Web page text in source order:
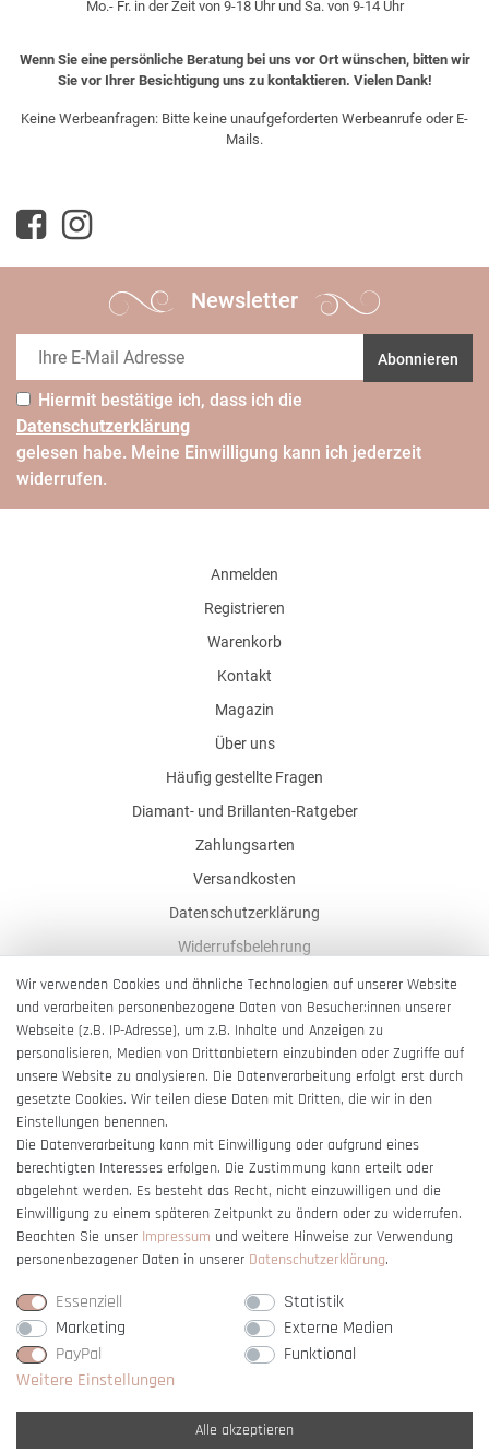
Mo.- Fr. in der Zeit von 9-18 Uhr und Sa. von 9-14 Uhr
Wenn Sie eine persönliche Beratung bei uns vor Ort wünschen, bitten wir
Sie vor Ihrer Besichtigung uns zu kontaktieren. Vielen Dank!
Keine Werbeanfragen: Bitte keine unaufgeforderten Werbeanrufe oder E-
Mails.
Newsletter
Abonnieren
Hiermit bestätige ich, dass ich die
Daten­schutz­erklärung
gelesen habe. Meine Einwilligung kann ich jederzeit
widerrufen.
Anmelden
Registrieren
Warenkorb
Kontakt
Magazin
Über uns
Häufig gestellte Fragen
Diamant- und Brillanten-Ratgeber
Zahlungsarten
Versandkosten
Datenschutzerklärung
Widerrufsbelehrung
AGB
Impressum
Barrierefreiheitserklärung
Vertrag widerrufen
Wir verwenden Cookies und ähnliche Technologien auf unserer Website
und verarbeiten personenbezogene Daten von Besucher:innen unserer
Webseite (z.B. IP-Adresse), um z.B. Inhalte und Anzeigen zu
personalisieren, Medien von Drittanbietern einzubinden oder Zugriffe auf
unsere Website zu analysieren. Die Datenverarbeitung erfolgt erst durch
gesetzte Cookies. Wir teilen diese Daten mit Dritten, die wir in den
Einstellungen benennen.
Die Datenverarbeitung kann mit Einwilligung oder aufgrund eines
berechtigten Interesses erfolgen. Die Zustimmung kann erteilt oder
abgelehnt werden. Es besteht das Recht, nicht einzuwilligen und die
Einwilligung zu einem späteren Zeitpunkt zu ändern oder zu widerrufen.
Beachten Sie unser Impressum und weitere Hinweise zur Verwendung
personenbezogener Daten in unserer Daten­schutz­erklärung.
Essenziell
Statistik
Marketing
Externe Medien
PayPal
Funktional
Weitere Einstellungen
Alle akzeptieren